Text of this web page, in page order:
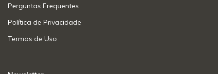
Perguntas Frequentes
Política de Privacidade
Termos de Uso